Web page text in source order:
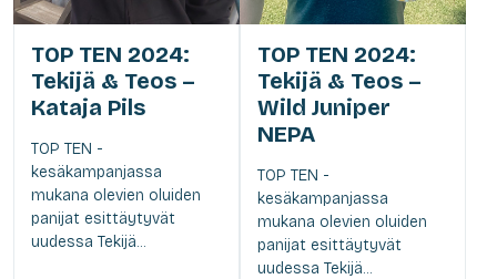
TOP TEN 2024:
Tekijä & Teos –
Kataja Pils
TOP TEN -
kesäkampanjassa
mukana olevien oluiden
panijat esittäytyvät
uudessa Tekijä...
TOP TEN 2024:
Tekijä & Teos –
Wild Juniper
NEPA
TOP TEN -
kesäkampanjassa
mukana olevien oluiden
panijat esittäytyvät
uudessa Tekijä...